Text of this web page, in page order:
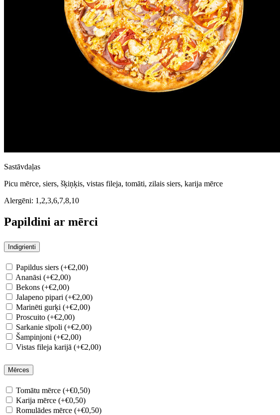
Sastāvdaļas
Picu mērce, siers, šķiņķis, vistas fileja, tomāti, zilais siers, karija mērce
Alergēni: 1,2,3,6,7,8,10
Papildini ar mērci
Indigrienti
Papildus siers (+€2,00)
Ananāsi (+€2,00)
Bekons (+€2,00)
Jalapeno pipari (+€2,00)
Marinēti gurķi (+€2,00)
Proscuito (+€2,00)
Sarkanie sīpoli (+€2,00)
Šampinjoni (+€2,00)
Vistas fileja karijā (+€2,00)
Mērces
Tomātu mērce (+€0,50)
Karija mērce (+€0,50)
Romulādes mērce (+€0,50)